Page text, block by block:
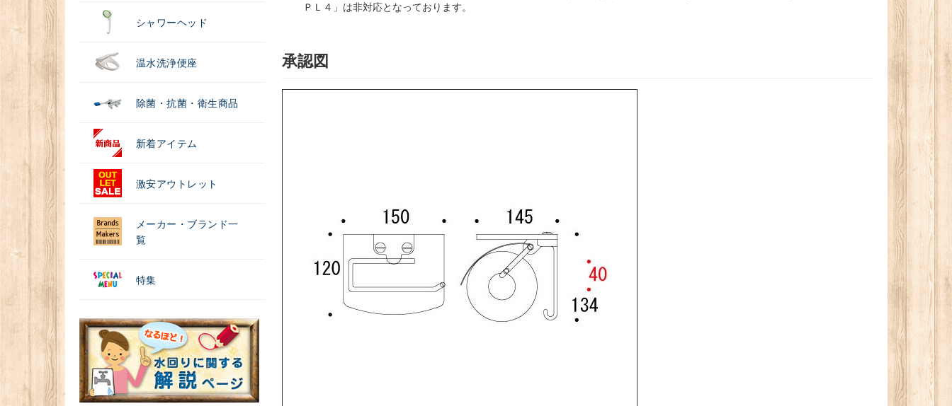
シャワーヘッド
温水洗浄便座
除菌・抗菌・衛生商品
新着アイテム
激安アウトレット
メーカー・ブランド一
覧
特集
ＰＬ４」は非対応となっております。
承認図